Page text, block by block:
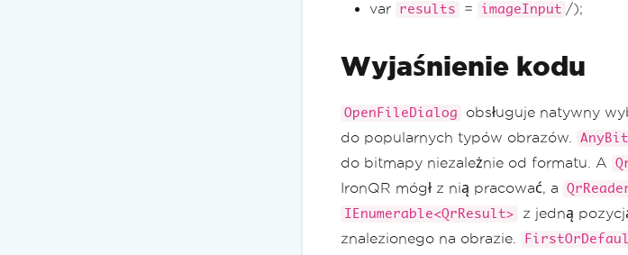
var
results = imageInput /);
Wyjaśnienie kodu
OpenFileDialog
obsługuje natywny
do popularnych typów obrazów.
do bitmapy niezależnie od formatu. A
IronQR mógł z nią pracować, a
IEnumerable<QrResult>
z jedną
znalezionego na obrazie.